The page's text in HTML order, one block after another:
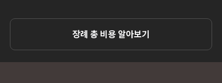
장례 총 비용 알아보기